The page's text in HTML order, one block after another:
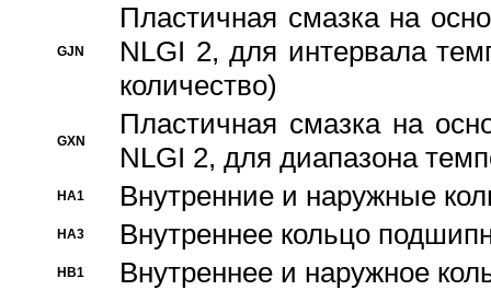
GJN
Пластичная смазка на
NLGI 2, для интервала
количество)
GXN
Пластичная смазка на
NLGI 2, для диапазона
HA1 Внутренние и наружные
HA3 Bнутреннее кольцо
HB1 Bнутреннее и наружное